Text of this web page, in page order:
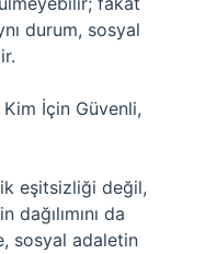
durum, sosyal
İçin Güvenli,
eşitsizliği değil,
da
sosyal adaletin